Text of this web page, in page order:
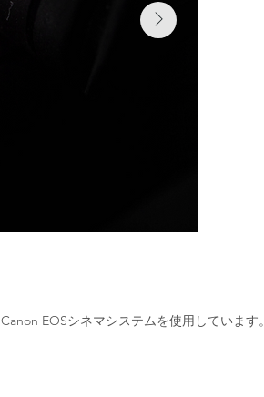
Canon EOSシネマシステムを使用しています。